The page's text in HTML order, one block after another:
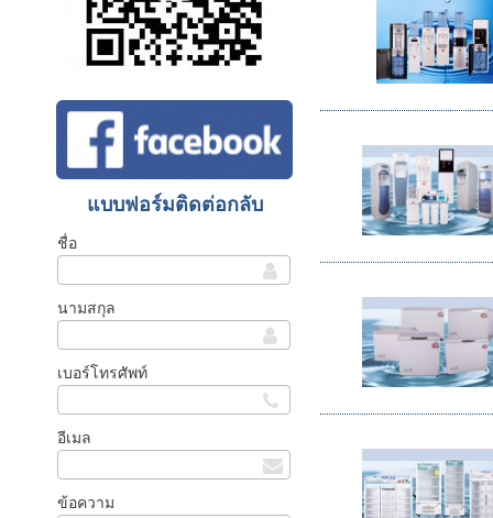
แบบฟอร์มติดต่อกลับ
ชื่อ
นามสกุล
เบอร์โทรศัพท์
อีเมล
ข้อความ